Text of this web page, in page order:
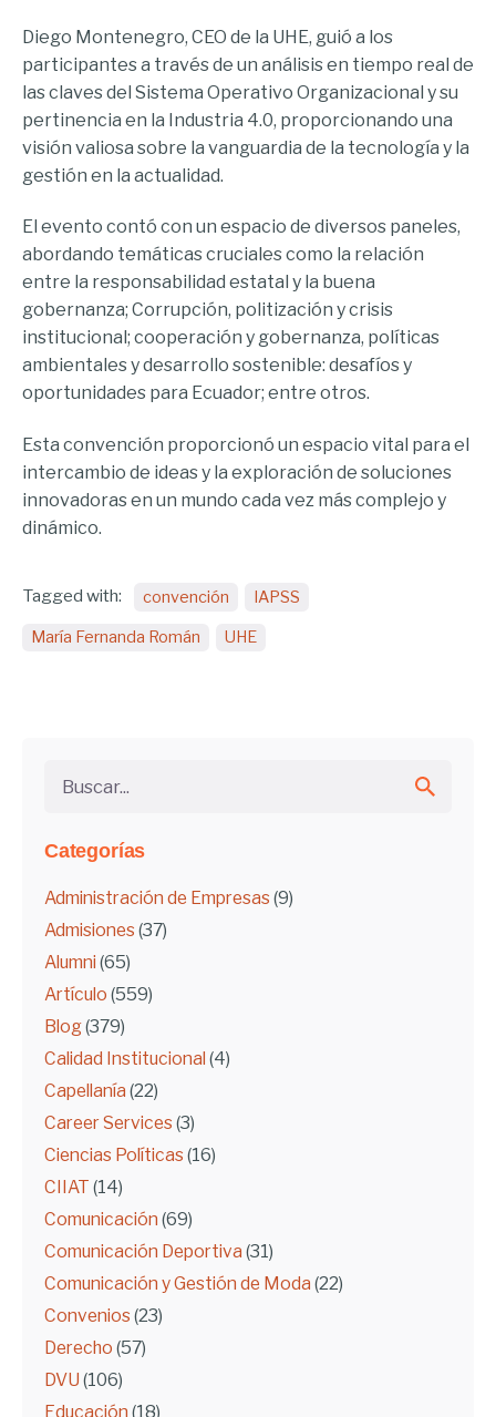
Categorías
Administración de Empresas (9)
Admisiones (37)
Alumni (65)
Artículo (559)
Blog(379)
Calidad Institucional (4)
Capellanía (22)
Career Services (3)
Ciencias Políticas (16)
CIIAT (14)
Comunicación (69)
Comunicación Deportiva (31)
Comunicación y Gestión de Moda (22)
Convenios (23)
Derecho (57)
DVU (106)
Educación (18)
Diego Montenegro, CEO de la UHE, guió a los
participantes a través de un análisis en tiempo real de
las claves del Sistema Operativo Organizacional y su
pertinencia en la Industria 4.0, proporcionando una
visión valiosa sobre la vanguardia de la tecnología y la
gestión en la actualidad.
El evento contó con un espacio de diversos paneles,
abordando temáticas cruciales como la relación
entre la responsabilidad estatal y la buena
gobernanza; Corrupción, politización y crisis
institucional; cooperación y gobernanza, políticas
ambientales y desarrollo sostenible: desafíos y
oportunidades para Ecuador; entre otros.
Esta convención proporcionó un espacio vital para el
intercambio de ideas y la exploración de soluciones
innovadoras en un mundo cada vez más complejo y
dinámico.
Tagged with: convención IAPSS
María Fernanda Román UHE